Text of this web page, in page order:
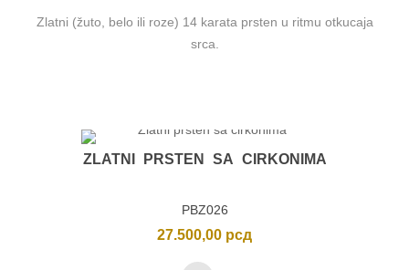
Zlatni (žuto, belo ili roze) 14 karata prsten u ritmu otkucaja
srca.
ZLATNI PRSTEN SA CIRKONIMA
PBZ026
27.500,00 рсд